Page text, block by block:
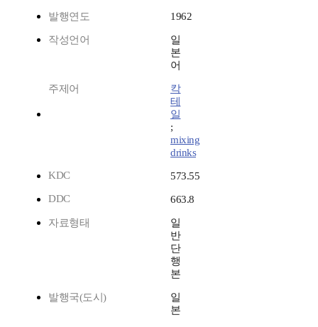
발행연도 1962
작성언어
일
본
어
주제어
칵
테
일
;
mixing
drinks
KDC
573.55
DDC
663.8
자료형태
일
반
단
행
본
발행국(도시)
일
본